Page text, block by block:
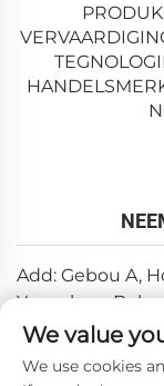
Add: Gebou A,
Yuanzhou,
E-pos:[email
Tel:+86-0752-
We value
We use cookies